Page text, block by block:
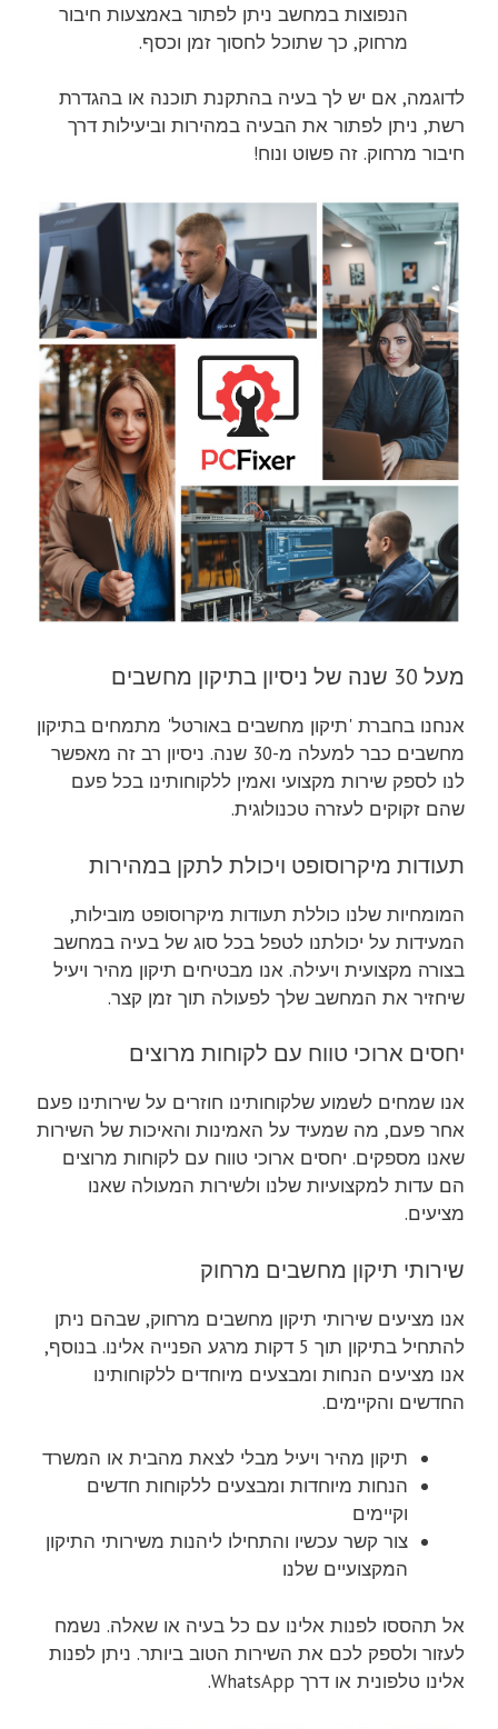
הנפוצות במחשב ניתן לפתור באמצעות חיבור
מרחוק, כך שתוכל לחסוך זמן וכסף.
לדוגמה, אם יש לך בעיה בהתקנת תוכנה או בהגדרת
רשת, ניתן לפתור את הבעיה במהירות וביעילות דרך
חיבור מרחוק. זה פשוט ונוח!
מעל 30 שנה של ניסיון בתיקון מחשבים
אנחנו בחברת 'תיקון מחשבים באורטל' מתמחים בתיקון
מחשבים כבר למעלה מ-30 שנה. ניסיון רב זה מאפשר
לנו לספק שירות מקצועי ואמין ללקוחותינו בכל פעם
שהם זקוקים לעזרה טכנולוגית.
תעודות מיקרוסופט ויכולת לתקן במהירות
המומחיות שלנו כוללת תעודות מיקרוסופט מובילות,
המעידות על יכולתנו לטפל בכל סוג של בעיה במחשב
בצורה מקצועית ויעילה. אנו מבטיחים תיקון מהיר ויעיל
שיחזיר את המחשב שלך לפעולה תוך זמן קצר.
יחסים ארוכי טווח עם לקוחות מרוצים
אנו שמחים לשמוע שלקוחותינו חוזרים על שירותינו פעם
אחר פעם, מה שמעיד על האמינות והאיכות של השירות
שאנו מספקים. יחסים ארוכי טווח עם לקוחות מרוצים
הם עדות למקצועיות שלנו ולשירות המעולה שאנו
מציעים.
שירותי תיקון מחשבים מרחוק
אנו מציעים שירותי תיקון מחשבים מרחוק, שבהם ניתן
להתחיל בתיקון תוך 5 דקות מרגע הפנייה אלינו. בנוסף,
אנו מציעים הנחות ומבצעים מיוחדים ללקוחותינו
החדשים והקיימים.
תיקון מהיר ויעיל מבלי לצאת מהבית או המשרד
הנחות מיוחדות ומבצעים ללקוחות חדשים
וקיימים
צור קשר עכשיו והתחילו ליהנות משירותי התיקון
המקצועיים שלנו
אל תהססו לפנות אלינו עם כל בעיה או שאלה. נשמח
לעזור ולספק לכם את השירות הטוב ביותר. ניתן לפנות
אלינו טלפונית או דרך WhatsApp.